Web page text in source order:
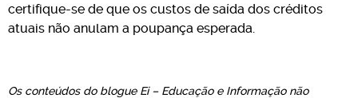
certifique-se de que os custos de saída dos créditos
atuais não anulam a poupança esperada.
Os conteúdos do blogue Ei – Educação e Informação não